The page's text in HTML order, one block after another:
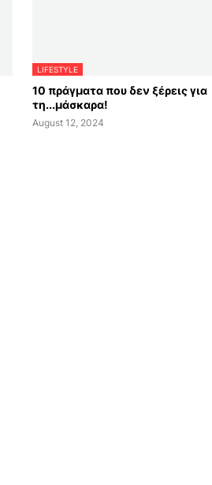
LIFESTYLE
10 πράγματα που δεν ξέρεις για
τη...μάσκαρα!
August 12, 2024